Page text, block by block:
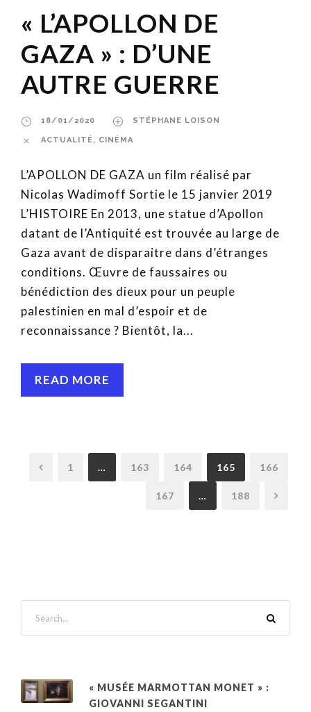
« L’APOLLON DE
GAZA » : D’UNE
AUTRE GUERRE
18/01/2020 STÉPHANE LOISON
ACTUALITÉ, CINÉMA
L’APOLLON DE GAZA un film réalisé par
Nicolas Wadimoff Sortie le 15 janvier 2019
L’HISTOIRE En 2013, une statue d’Apollon
datant de l’Antiquité est trouvée au large de
Gaza avant de disparaitre dans d’étranges
conditions. Œuvre de faussaires ou
bénédiction des dieux pour un peuple
palestinien en mal d’espoir et de
reconnaissance ? Bientôt, la...
READ MORE
1 … 163 164 165 166
167 … 188
« MUSÉE MARMOTTAN MONET » :
GIOVANNI SEGANTINI